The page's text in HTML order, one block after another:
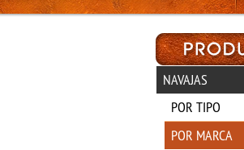
NAVAJAS
POR TIPO
POR MARCA